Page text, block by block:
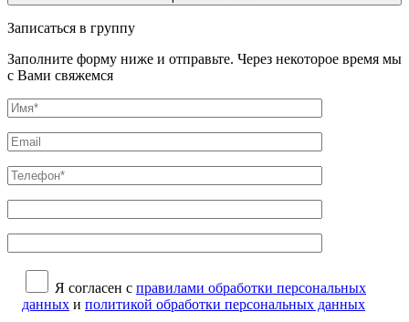
Записаться в группу
Заполните форму ниже и отправьте. Через некоторое время мы
с Вами свяжемся
Я согласен с правилами обработки персональных
данных и политикой обработки персональных данных